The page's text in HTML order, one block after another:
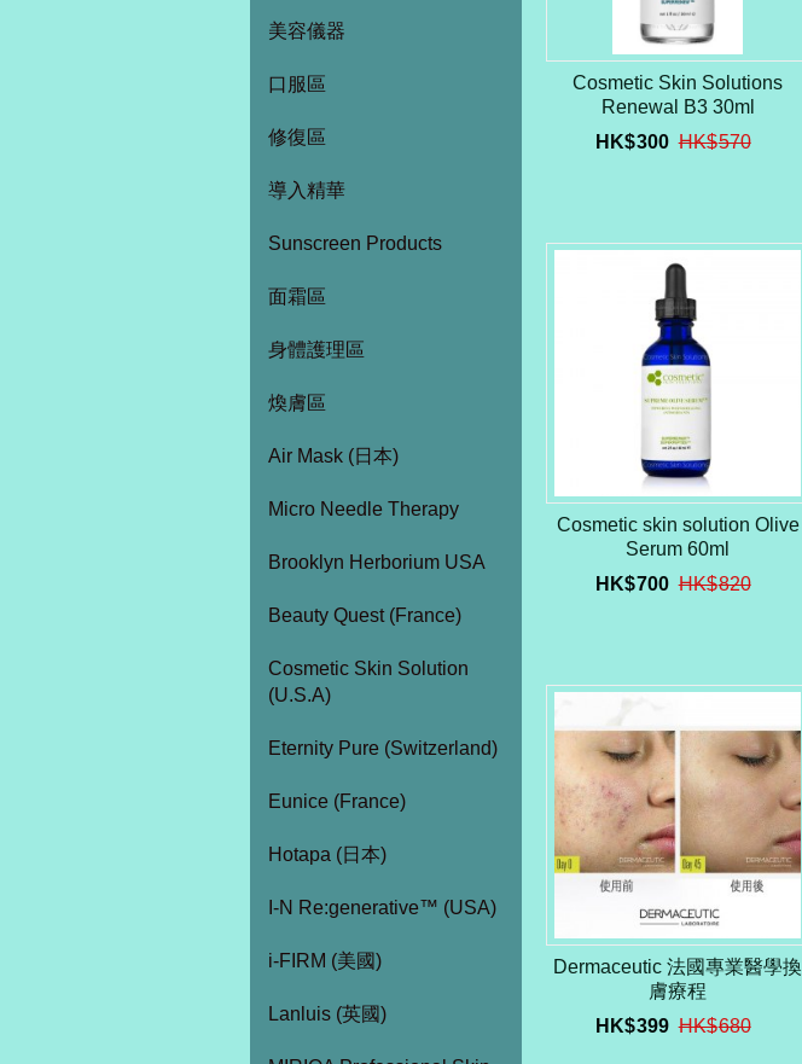
美容儀器
口服區
修復區
導入精華
Sunscreen Products
面霜區
身體護理區
煥膚區
Air Mask (日本)
Micro Needle Therapy
Brooklyn Herborium USA
Beauty Quest (France)
Cosmetic Skin Solution
(U.S.A)
Eternity Pure (Switzerland)
Eunice (France)
Hotapa (日本)
I-N Re:generative™ (USA)
i-FIRM (美國)
Lanluis (英國)
Cosmetic Skin Solutions
Renewal B3 30ml
HK$300 HK$570
Cosmetic skin solution Olive
Serum 60ml
HK$700 HK$820
Dermaceutic 法國專業醫學換
膚療程
HK$399 HK$680